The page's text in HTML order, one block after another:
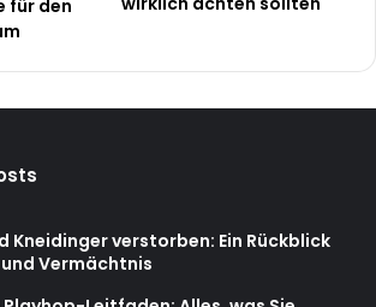
für den
Kneidinger verstorben: Ein Rückblick
Vermächtnis